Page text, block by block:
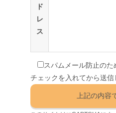
ド
レ
ス
スパムメール防止の
チェックを入れてから送信